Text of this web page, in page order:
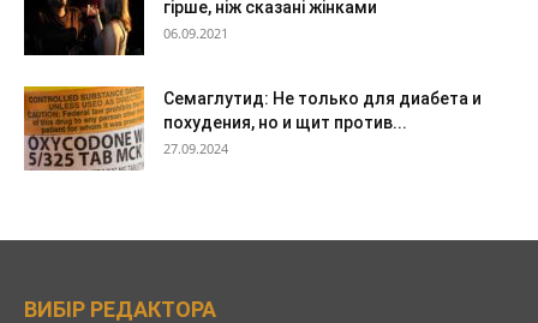
гірше, ніж сказані жінками
06.09.2021
Семаглутид: Не только для диабета и
похудения, но и щит против...
27.09.2024
ВИБІР РЕДАКТОРА